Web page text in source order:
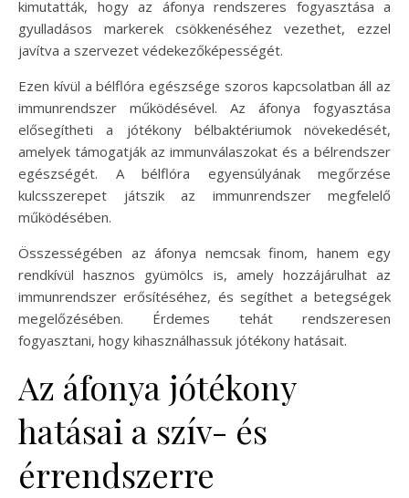
kimutatták, hogy az áfonya rendszeres fogyasztása a
gyulladásos markerek csökkenéséhez vezethet, ezzel
javítva a szervezet védekezőképességét.
Ezen kívül a bélflóra egészsége szoros kapcsolatban áll az
immunrendszer működésével. Az áfonya fogyasztása
elősegítheti a jótékony bélbaktériumok növekedését,
amelyek támogatják az immunválaszokat és a bélrendszer
egészségét. A bélflóra egyensúlyának megőrzése
kulcsszerepet játszik az immunrendszer megfelelő
működésében.
Összességében az áfonya nemcsak finom, hanem egy
rendkívül hasznos gyümölcs is, amely hozzájárulhat az
immunrendszer erősítéséhez, és segíthet a betegségek
megelőzésében. Érdemes tehát rendszeresen
fogyasztani, hogy kihasználhassuk jótékony hatásait.
Az áfonya jótékony
hatásai a szív- és
érrendszerre